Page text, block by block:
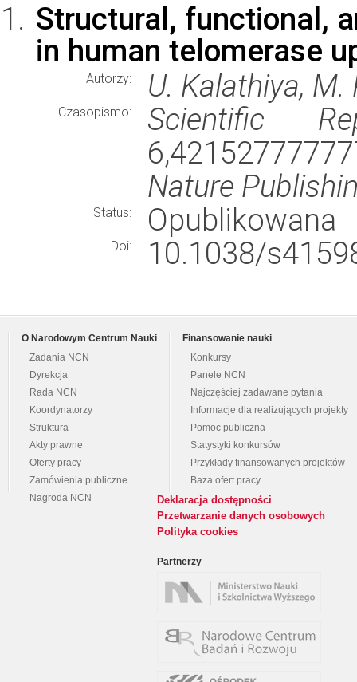
Structural, functional,
in human telomerase
Autorzy: U. Kalathiya,
Czasopismo:
Scientific
Nature
Status: Opublikowana
Doi: 10.1038/
O Narodowym Centrum Nauki
Zadania NCN
Dyrekcja
Rada NCN
Koordynatorzy
Struktura
Akty prawne
Oferty pracy
Zamówienia publiczne
Nagroda NCN
Finansowanie nauki
Konkursy
Panele NCN
Najczęściej zadawane pytania
Informacje dla realizujących projekty
Pomoc publiczna
Statystyki konkursów
Przykłady finansowanych projektów
Baza ofert pracy
Deklaracja dostępności
Przetwarzanie danych osobowych
Polityka cookies
Partnerzy